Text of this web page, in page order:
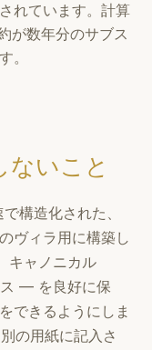
れています。計算
が数年分のサブス
。
ないこと
構造化された、
ヴィラ用に構築し
キャノニカル
— を良好に保
できるようにしま
の用紙に記入さ